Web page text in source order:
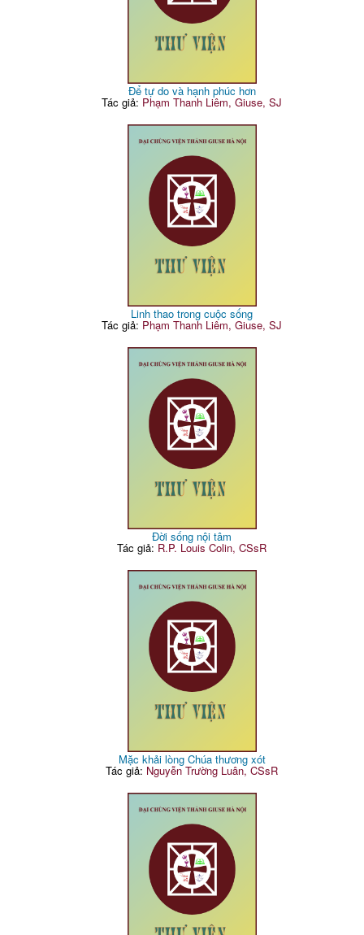
Để tự do và hạnh phúc hơn
Tác giả: Phạm Thanh Liêm, Giuse, SJ
Linh thao trong cuộc sống
Tác giả: Phạm Thanh Liêm, Giuse, SJ
Đời sống nội tâm
Tác giả: R.P. Louis Colin, CSsR
Mặc khải lòng Chúa thương xót
Tác giả: Nguyễn Trường Luân, CSsR